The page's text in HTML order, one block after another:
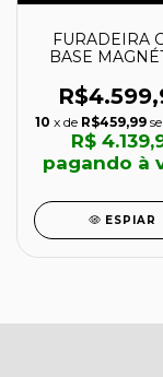
FURADEIRA
BASE
- MAKITA
10 x de R$459,99
R$
pagando à
ESPIAR